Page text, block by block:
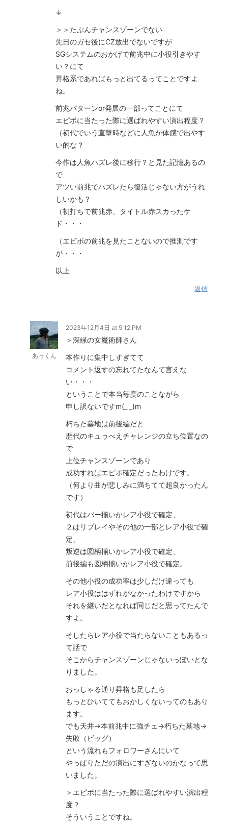
↓
＞＞たぶんチャンスゾーンでない
先日のガセ後にCZ放出でないですが
SGシステムのおかげで前兆中に小役引きやす
い？にて
昇格系であればもっと出てるってことですよ
ね。
前兆パターンor発展の一部ってことにて
エピボに当たった際に選ばれやすい演出程度？
（初代でいう直撃時などに人魚が体感で出やす
い的な？
今作は人魚ハズレ後に移行？と見た記憶あるの
で
アツい前兆でハズレたら復活じゃない方がうれ
しいかも？
（初打ちで前兆赤、タイトル赤スカったケ
ド・・・
（エピボの前兆を見たことないので推測です
が・・・
以上
返信
あっくん
2023年12月4日 at 5:12 PM
＞深緑の女魔術師さん
本作りに集中しすぎてて
コメント返すの忘れてたなんて言えな
い・・・
ということで本当毎度のことながら
申し訳ないですm(_ _)m
朽ちた墓地は前後編だと
歴代のキュゥべえチャレンジの立ち位置なの
で
上位チャンスゾーンであり
成功すればエピボ確定だったわけです。
（何より曲が悲しみに満ちてて超良かったん
です）
初代はバー揃いかレア小役で確定、
２はリプレイやその他の一部とレア小役で確
定、
叛逆は図柄揃いかレア小役で確定、
前後編も図柄揃いかレア小役で確定。
その他小役の成功率は少しだけ違っても
レア小役ははずれがなかったわけですから
それを継いだとなれば同じだと思ってたんで
すよ。
そしたらレア小役で当たらないこともあるっ
て話で
そこからチャンスゾーンじゃないっぽいとな
りました。
おっしゃる通り昇格も足したら
もっとひいててもおかしくないってのもあり
ます。
でも天井→本前兆中に強チェ→朽ちた墓地→
失敗（ビッグ）
という流れもフォロワーさんにいて
やっぱりただの演出にすぎないのかなって思
いました。
＞エピボに当たった際に選ばれやすい演出程
度？
そういうことですね。